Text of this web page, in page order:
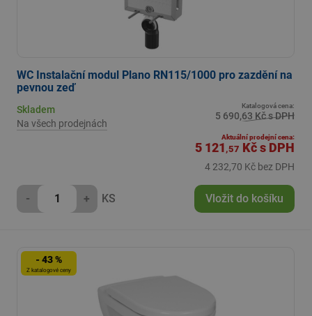
WC Instalační modul Plano RN115/1000 pro zazdění na
pevnou zeď
Skladem
Na všech prodejnách
Katalogová cena:
5 690,63 Kč s DPH
Aktuální prodejní cena:
5 121 ,57 Kčs DPH
4 232,70 Kč bez DPH
- + KS Vložit do košíku
- 43 %
Z katalogové ceny